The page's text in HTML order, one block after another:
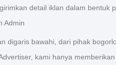
detail iklan dalam
Admin
digaris bawahi, dari pihak
kami hanya